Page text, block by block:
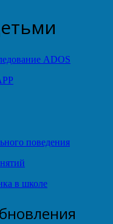
ADOS
поведения
в школе